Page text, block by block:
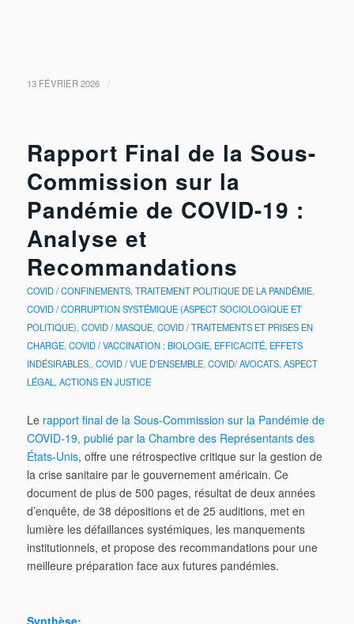
13 FÉVRIER 2026 /
Rapport Final de la Sous-
Commission sur la
Pandémie de COVID-19 :
Analyse et
Recommandations
COVID / CONFINEMENTS, TRAITEMENT POLITIQUE DE LA PANDÉMIE,
COVID / CORRUPTION SYSTÉMIQUE (ASPECT SOCIOLOGIQUE ET
POLITIQUE) COVID / MASQUE, COVID / TRAITEMENTS ET PRISES EN
CHARGE, COVID / VACCINATION : BIOLOGIE, EFFICACITÉ, EFFETS
INDÉSIRABLES, COVID / VUE D'ENSEMBLE, COVID/ AVOCATS, ASPECT
LÉGAL, ACTIONS EN JUSTICE
Le rapport final de la Sous-Commission sur la Pandémie de
COVID-19, publié par la Chambre des Représentants des
États-Unis, offre une rétrospective critique sur la gestion de
la crise sanitaire par le gouvernement américain. Ce
document de plus de 500 pages, résultat de deux années
d’enquête, de 38 dépositions et de 25 auditions, met en
lumière les défaillances systémiques, les manquements
institutionnels, et propose des recommandations pour une
meilleure préparation face aux futures pandémies.
Synthèse: